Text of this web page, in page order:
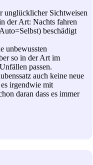
unglücklicher Sichtweisen
der Art: Nachts fahren
beschädigt
unbewussten
so in der Art im
passen.
auch keine neue
es irgendwie mit
daran dass es immer